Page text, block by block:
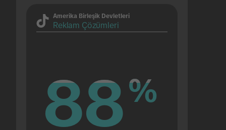
Amerika Birleşik Devletleri
Reklam Çözümleri
88%
88%